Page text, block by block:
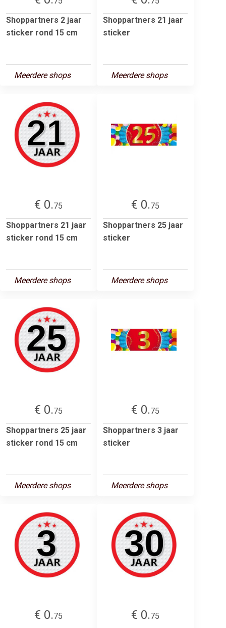
Shoppartners 2 jaar
sticker rond 15 cm
Meerdere shops
Shoppartners 21 jaar
sticker
Meerdere shops
€ 0.75
Shoppartners 21 jaar
sticker rond 15 cm
Meerdere shops
€ 0.75
Shoppartners 25 jaar
sticker
Meerdere shops
€ 0.75
Shoppartners 25 jaar
sticker rond 15 cm
Meerdere shops
€ 0.75
Shoppartners 3 jaar
sticker
Meerdere shops
€ 0.75
€ 0.75